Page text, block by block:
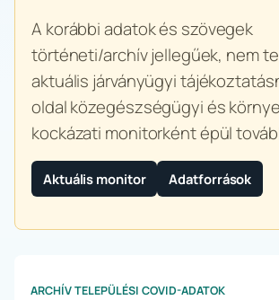
A korábbi adatok és szövegek
történeti/archív jellegűek, nem
aktuális járványügyi
oldal közegészségügyi és
kockázati monitorként épül
Aktuális monitor Adatforrások
ARCHÍV TELEPÜLÉSI COVID-ADATOK